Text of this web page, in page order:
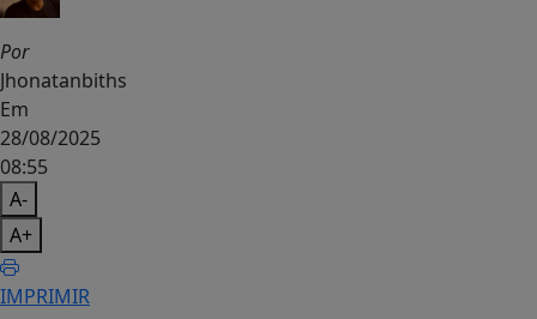
Por
Jhonatanbiths
Em
28/08/2025
08:55
A-
A+
IMPRIMIR